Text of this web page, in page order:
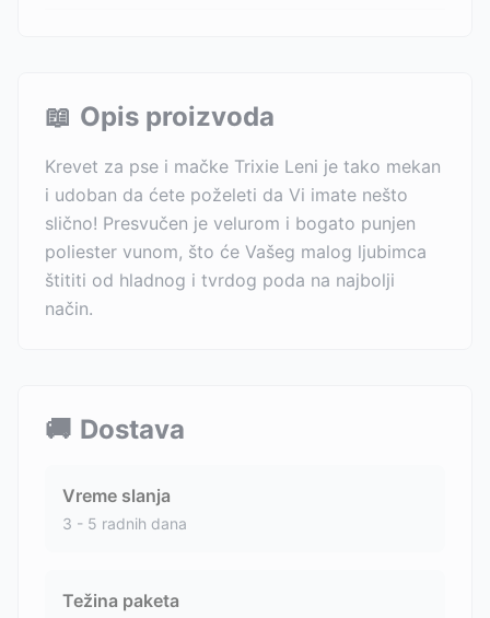
📖 Opis proizvoda
Krevet za pse i mačke Trixie Leni je tako mekan
i udoban da ćete poželeti da Vi imate nešto
slično! Presvučen je velurom i bogato punjen
poliester vunom, što će Vašeg malog ljubimca
štititi od hladnog i tvrdog poda na najbolji
način.
🚚 Dostava
Vreme slanja
3 - 5 radnih dana
Težina paketa